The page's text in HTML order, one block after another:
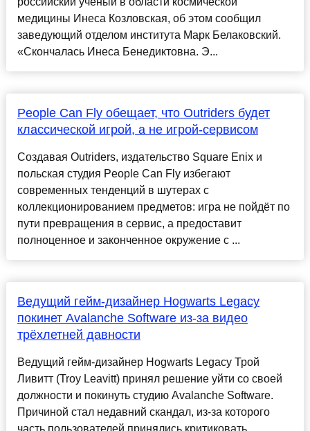
медицины Инеса Козловская, об этом сообщил
заведующий отделом института Марк Белаковский.
«Скончалась Инеса Бенедиктовна. Э...
People Can Fly обещает, что Outriders будет
классической игрой, а не игрой-сервисом
Создавая Outriders, издательство Square Enix и
польская студия People Can Fly избегают
современных тенденций в шутерах с
коллекционированием предметов: игра не пойдёт по
пути превращения в сервис, а предоставит
полноценное и законченное окружение с ...
Ведущий гейм-дизайнер Hogwarts Legacy
покинет Avalanche Software из-за видео
трёхлетней давности
Ведущий гейм-дизайнер Hogwarts Legacy Трой
Ливитт (Troy Leavitt) принял решение уйти со своей
должности и покинуть студию Avalanche Software.
Причиной стал недавний скандал, из-за которого
часть пользователей принялись критиковать